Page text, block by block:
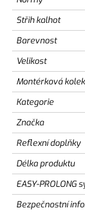
Střih kalhot
Barevnost
Velikost
Montérková
Kategorie
Značka
Reflexní doplňky
Délka produktu
EASY-PROLONG
Bezpečnostní